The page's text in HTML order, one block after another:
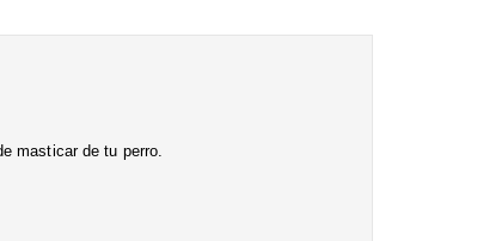
masticar de tu perro.